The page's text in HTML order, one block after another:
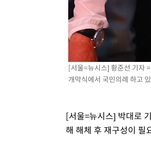
[서울=뉴시스] 황준선 기자
개막식에서 국민의례 하고
[서울=뉴시스] 박대로
해 해체 후 재구성이 필